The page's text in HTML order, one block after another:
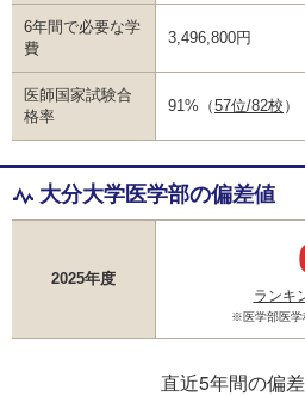
6年間で必要な学
費
3,496,800円
医師国家試験合
格率
91% （57位/82校 ）
大分大学医学部の偏差値
2025年度
ランキ
※医学部医学